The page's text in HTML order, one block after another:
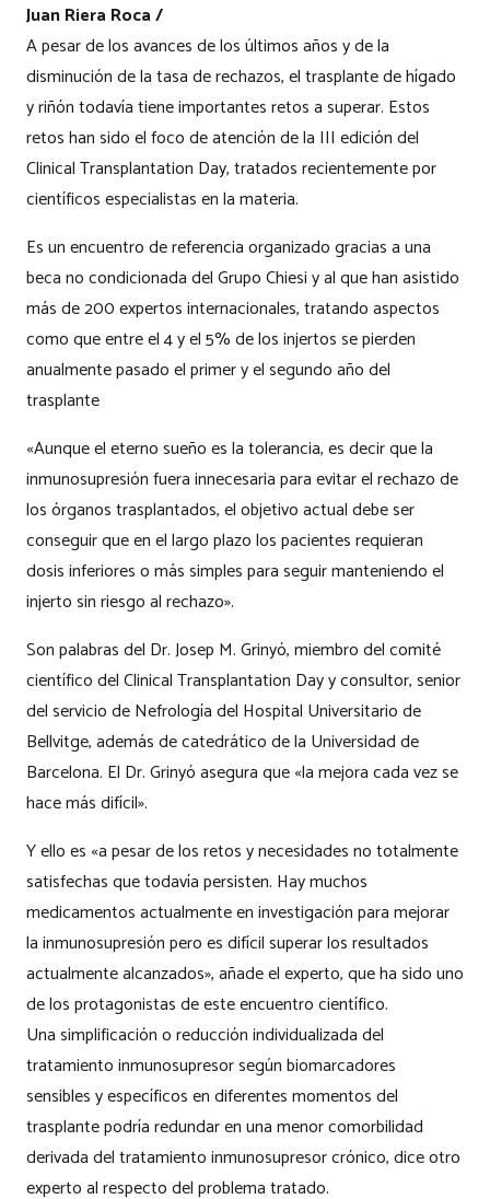
Juan Riera Roca /
A pesar de los avances de los últimos años y de la
disminución de la tasa de rechazos, el trasplante de hígado
y riñón todavía tiene importantes retos a superar. Estos
retos han sido el foco de atención de la III edición del
Clinical Transplantation Day, tratados recientemente por
científicos especialistas en la materia.
Es un encuentro de referencia organizado gracias a una
beca no condicionada del Grupo Chiesi y al que han asistido
más de 200 expertos internacionales, tratando aspectos
como que entre el 4 y el 5% de los injertos se pierden
anualmente pasado el primer y el segundo año del
trasplante
«Aunque el eterno sueño es la tolerancia, es decir que la
inmunosupresión fuera innecesaria para evitar el rechazo de
los órganos trasplantados, el objetivo actual debe ser
conseguir que en el largo plazo los pacientes requieran
dosis inferiores o más simples para seguir manteniendo el
injerto sin riesgo al rechazo».
Son palabras del Dr. Josep M. Grinyó, miembro del comité
científico del Clinical Transplantation Day y consultor, senior
del servicio de Nefrología del Hospital Universitario de
Bellvitge, además de catedrático de la Universidad de
Barcelona. El Dr. Grinyó asegura que «la mejora cada vez se
hace más difícil».
Y ello es «a pesar de los retos y necesidades no totalmente
satisfechas que todavía persisten. Hay muchos
medicamentos actualmente en investigación para mejorar
la inmunosupresión pero es difícil superar los resultados
actualmente alcanzados», añade el experto, que ha sido uno
de los protagonistas de este encuentro científico.
Una simplificación o reducción individualizada del
tratamiento inmunosupresor según biomarcadores
sensibles y específicos en diferentes momentos del
trasplante podría redundar en una menor comorbilidad
derivada del tratamiento inmunosupresor crónico, dice otro
experto al respecto del problema tratado.